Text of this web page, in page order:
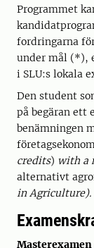
Programmet
fordringarna
under mål (*),
i SLU:s lokala
Den student
på begäran ett
benämningen
credits) with a
alternativt
in Agriculture).
Masterexamen